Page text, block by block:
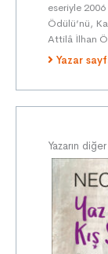
eseriyle
Ödülü’nü,
Attilâ İlhan
Yazar
Yazarın